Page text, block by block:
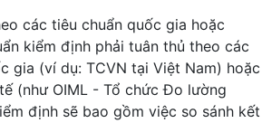
các tiêu chuẩn quốc gia hoặc
kiểm định phải tuân thủ theo các
gia (ví dụ: TCVN tại Việt Nam) hoặc
(như OIML - Tổ chức Đo lường
định sẽ bao gồm việc so sánh kết